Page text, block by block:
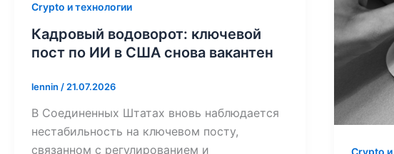
Crypto и технологии
Кадровый водоворот: ключевой
пост по ИИ в США снова вакантен
lennin / 21.07.2026
В Соединенных Штатах вновь наблюдается
нестабильность на ключевом посту,
связанном с регулированием и
Crypto и